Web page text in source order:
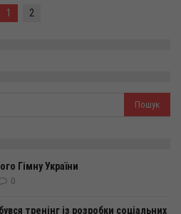
1 2
Гімну України
0
тренінг із розробки соціальних